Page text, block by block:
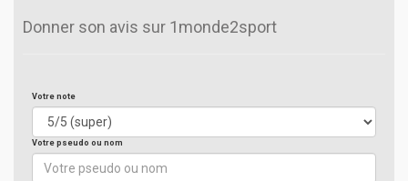
Donner son avis sur 1monde2sport
Votre note
Votre pseudo ou nom